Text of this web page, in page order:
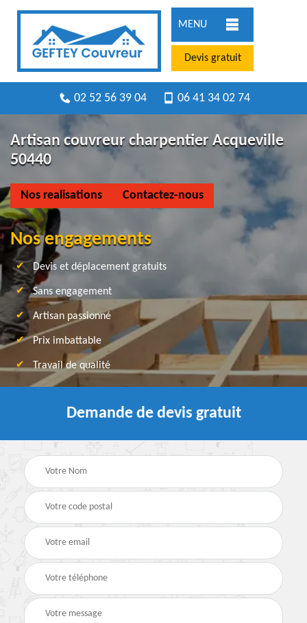
MENU
Devis gratuit
02 52 56 39 04 06 41 34 02 74
Artisan couvreur charpentier Acqueville
50440
Nos realisations Contactez-nous
Nos engagements
Devis et déplacement gratuits
Sans engagement
Artisan passionné
Prix imbattable
Travail de qualité
Demande de devis gratuit